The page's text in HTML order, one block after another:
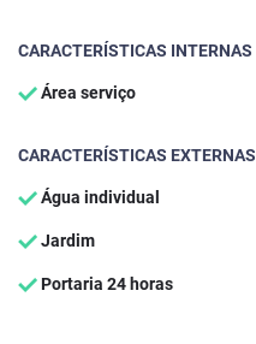
CARACTERÍSTICAS INTERNAS
Área serviço
CARACTERÍSTICAS EXTERNAS
Água individual
Jardim
Portaria 24 horas